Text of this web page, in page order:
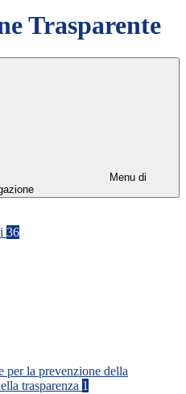
Trasparente
Menu di
36
per la prevenzione della
trasparenza 1